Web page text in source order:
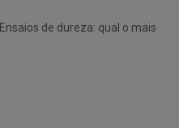
Ensaios de dureza: qual o mais